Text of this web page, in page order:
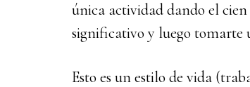
única actividad dando el
significativo y luego tomarte
Esto es un estilo de vida